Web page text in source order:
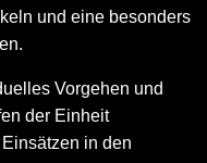
und eine besonders
Vorgehen und
der Einheit
in den